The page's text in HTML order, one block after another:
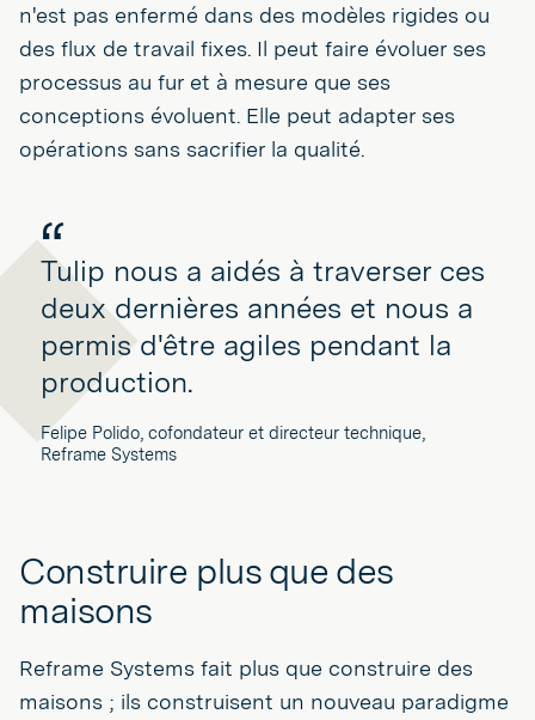
n'est pas enfermé dans des modèles rigides ou
des flux de travail fixes. Il peut faire évoluer ses
processus au fur et à mesure que ses
conceptions évoluent. Elle peut adapter ses
opérations sans sacrifier la qualité.
Tulip nous a aidés à traverser ces
deux dernières années et nous a
permis d'être agiles pendant la
production.
Felipe Polido, cofondateur et directeur technique,
Reframe Systems
Construire plus que des
maisons
Reframe Systems fait plus que construire des
maisons ; ils construisent un nouveau paradigme